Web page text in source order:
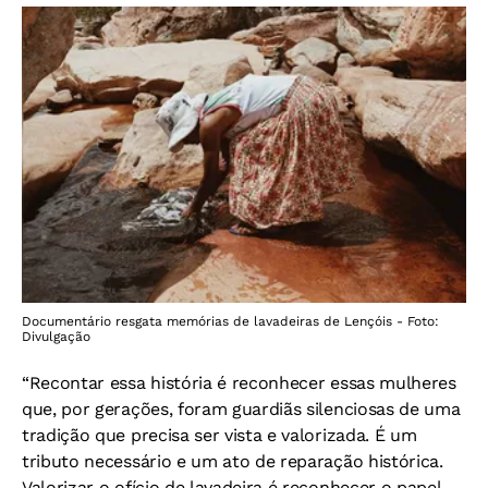
Documentário resgata memórias de lavadeiras de Lençóis - Foto:
Divulgação
“Recontar essa história é reconhecer essas mulheres
que, por gerações, foram guardiãs silenciosas de uma
tradição que precisa ser vista e valorizada. É um
tributo necessário e um ato de reparação histórica.